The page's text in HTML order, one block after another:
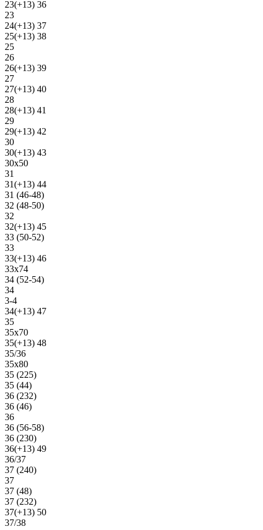
23(+13) 36
23
24(+13) 37
25(+13) 38
25
26
26(+13) 39
27
27(+13) 40
28
28(+13) 41
29
29(+13) 42
30
30(+13) 43
30х50
31
31(+13) 44
31 (46-48)
32 (48-50)
32
32(+13) 45
33 (50-52)
33
33(+13) 46
33х74
34 (52-54)
34
3-4
34(+13) 47
35
35х70
35(+13) 48
35/36
35х80
35 (225)
35 (44)
36 (232)
36 (46)
36
36 (56-58)
36 (230)
36(+13) 49
36/37
37 (240)
37
37 (48)
37 (232)
37(+13) 50
37/38